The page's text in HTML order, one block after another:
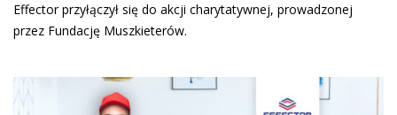
Effector przyłączył się do akcji charytatywnej, prowadzonej
przez Fundację Muszkieterów.